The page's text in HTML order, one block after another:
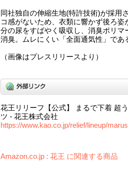
同社独自の伸縮生地(特許技術)が採用
コ感がないため、衣類に響かず後ろ姿
分の尿をすばやく吸収し、消臭ポリマ
消臭。ムレにくい「全面通気性」であ
（画像はプレスリリースより）
花王リリーフ【公式】 まるで下着 超
ツ - 花王株式会社
https://www.kao.co.jp/relief/lineup/
Amazon.co.jp : 花王 に関連する商品